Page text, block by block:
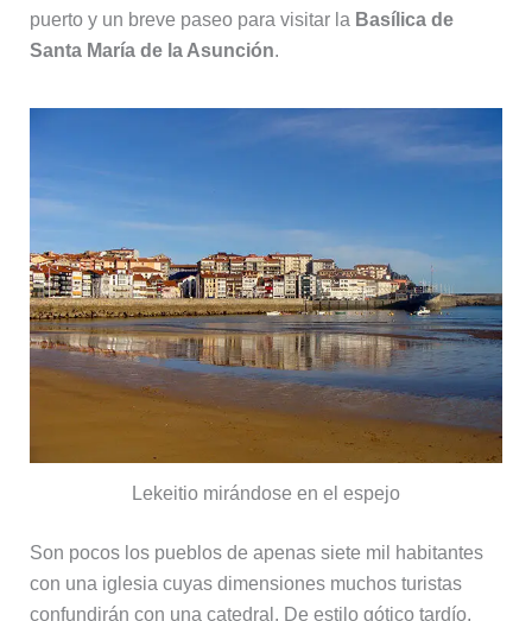
puerto y un breve paseo para visitar la Basílica de
Santa María de la Asunción.
Lekeitio mirándose en el espejo
Son pocos los pueblos de apenas siete mil habitantes
con una iglesia cuyas dimensiones muchos turistas
confundirán con una catedral. De estilo gótico tardío,